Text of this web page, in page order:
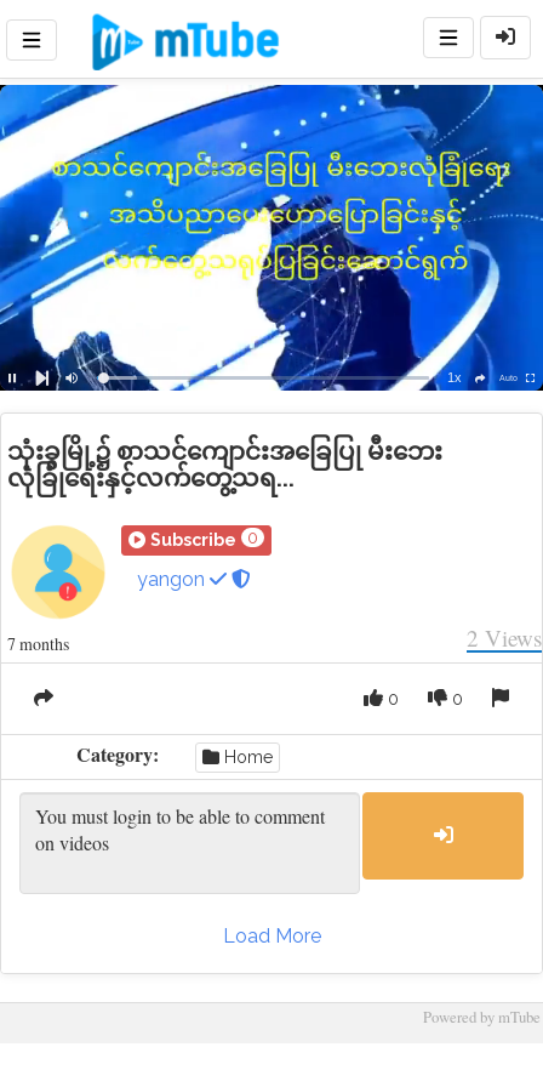
Pause
Next
Mute Loaded:
11.98%
1xPlayback
Rate
Auto
သုံးခွမြို့၌ စာသင်ကျောင်းအခြေပြု မီးဘေး
လုံခြုံရေးနှင့်လက်တွေ့သရ...
Subscribe 0
yangon
7 months 2 Views
0
0
Category: Home
Load More
Powered by mTube